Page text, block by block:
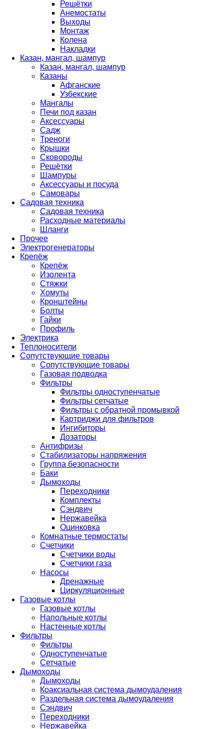
Решётки
Анемостаты
Выходы
Монтаж
Колена
Накладки
Казан, мангал, шампур
Казан, мангал, шампур
Казаны
Афганские
Узбекские
Мангалы
Печи под казан
Аксессуары
Садж
Треноги
Крышки
Сковороды
Решётки
Шампуры
Аксессуары и посуда
Самовары
Садовая техника
Садовая техника
Расходные материалы
Шланги
Прочее
Электрогенераторы
Крепёж
Крепёж
Изолента
Стяжки
Хомуты
Кронштейны
Болты
Гайки
Профиль
Электрика
Теплоносители
Сопутствующие товары
Сопутствующие товары
Газовая подводка
Фильтры
Фильтры одноступенчатые
Фильтры сетчатые
Фильтры с обратной промывкой
Картриджи для фильтров
Ингибиторы
Дозаторы
Антифризы
Стабилизаторы напряжения
Группа безопасности
Баки
Дымоходы
Переходники
Комплекты
Сэндвич
Нержавейка
Оцинковка
Комнатные термостаты
Счетчики
Счетчики воды
Счетчики газа
Насосы
Дренажные
Циркуляционные
Газовые котлы
Газовые котлы
Напольные котлы
Настенные котлы
Фильтры
Фильтры
Одноступенчатые
Сетчатые
Дымоходы
Дымоходы
Коаксиальная система дымоудаления
Раздельная система дымоудаления
Сэндвич
Переходники
Нержавейка